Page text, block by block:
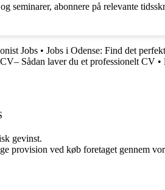
seminarer, abonnere på relevante
Jobs • Jobs i Odense: Find det
Sådan laver du et professionelt CV •
gevinst.
provision ved køb foretaget gennem